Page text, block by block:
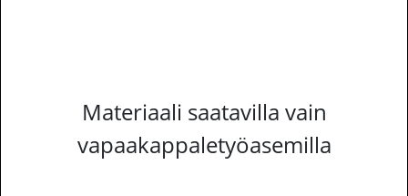
Materiaali saatavilla vain
vapaakappaletyöasemilla